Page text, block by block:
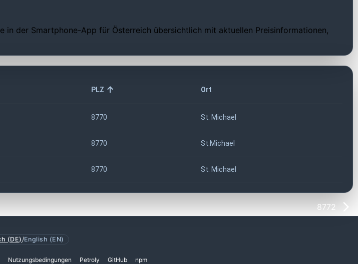
der Smartphone-App für Österreich übersichtlich mit aktuellen Preisinformationen,
PLZ Ort
8770 St. Michael
8770 St.Michael
8770 St. Michael
8772
(DE)/English (EN)
Nutzungsbedingungen Petroly GitHub npm